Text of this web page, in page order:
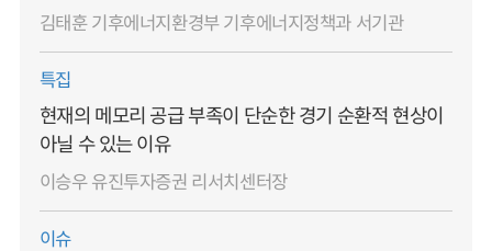
김태훈 기후에너지환경부 기후에너지정책과 서기관
특집
현재의 메모리 공급 부족이 단순한 경기 순환적 현상이
아닐 수 있는 이유
이승우 유진투자증권 리서치센터장
이슈